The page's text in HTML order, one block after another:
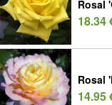
Rosal
18.34
Rosal
14.95